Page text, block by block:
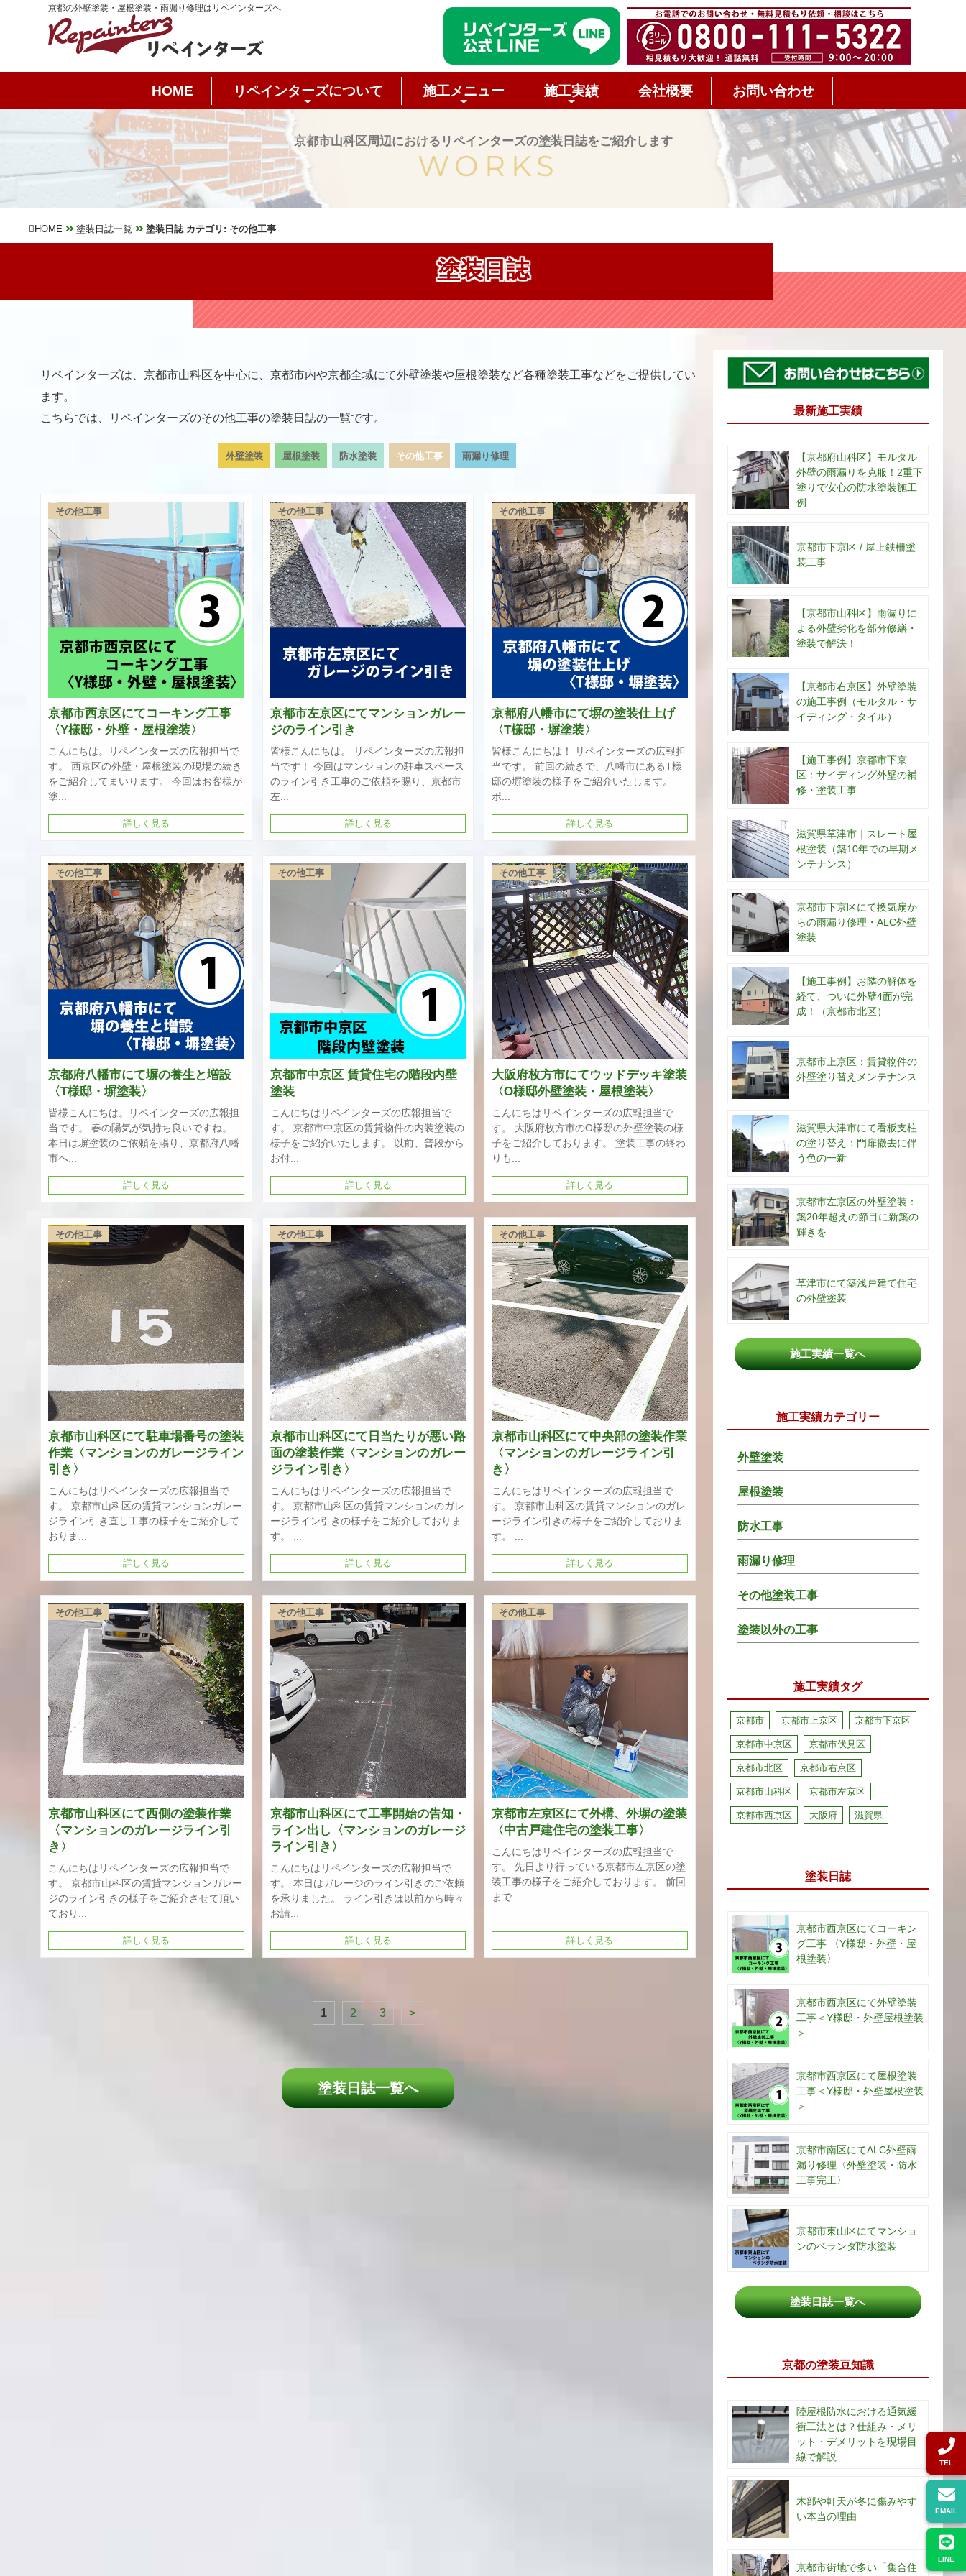
京都の外壁塗装・屋根塗装・雨漏り修理はリペインターズへ
HOME リペインターズについて 施工メニュー 施工実績 会社概要 お問い合わせ
京都市山科区周辺におけるリペインターズの塗装日誌をご紹介します
WORKS
HOME 塗装日誌一覧 塗装日誌 カテゴリ: その他工事
塗装日誌
リペインターズは、京都市山科区を中心に、京都市内や京都全域にて外壁塗装や屋根塗装など各種塗装工事などをご提供してい
ます。
こちらでは、リペインターズのその他工事の塗装日誌の一覧です。
外壁塗装 屋根塗装 防水塗装 その他工事 雨漏り修理
その他工事
京都市西京区にてコーキング工事
〈Y様邸・外壁・屋根塗装〉
こんにちは。リペインターズの広報担当で
す。 西京区の外壁・屋根塗装の現場の続き
をご紹介してまいります。 今回はお客様が
塗...
詳しく見る
その他工事
京都市左京区にてマンションガレー
ジのライン引き
皆様こんにちは。 リペインターズの広報担
当です！ 今回はマンションの駐車スペース
のライン引き工事のご依頼を賜り、京都市
左...
詳しく見る
その他工事
京都府八幡市にて塀の塗装仕上げ
〈T様邸・塀塗装〉
皆様こんにちは！ リペインターズの広報担
当です。 前回の続きで、八幡市にあるT様
邸の塀塗装の様子をご紹介いたします。
ポ...
詳しく見る
その他工事
京都府八幡市にて塀の養生と増設
〈T様邸・塀塗装〉
皆様こんにちは。リペインターズの広報担
当です。 春の陽気が気持ち良いですね。
本日は塀塗装のご依頼を賜り、京都府八幡
市へ...
詳しく見る
その他工事
京都市中京区 賃貸住宅の階段内壁
塗装
こんにちはリペインターズの広報担当で
す。 京都市中京区の賃貸物件の内装塗装の
様子をご紹介いたします。 以前、普段から
お付...
詳しく見る
その他工事
大阪府枚方市にてウッドデッキ塗装
〈O様邸外壁塗装・屋根塗装〉
こんにちはリペインターズの広報担当で
す。 大阪府枚方市のO様邸の外壁塗装の様
子をご紹介しております。 塗装工事の終わ
りも...
詳しく見る
その他工事
京都市山科区にて駐車場番号の塗装
作業〈マンションのガレージライン
引き〉
こんにちはリペインターズの広報担当で
す。 京都市山科区の賃貸マンションガレー
ジライン引き直し工事の様子をご紹介して
おりま...
詳しく見る
その他工事
京都市山科区にて日当たりが悪い路
面の塗装作業〈マンションのガレー
ジライン引き〉
こんにちはリペインターズの広報担当で
す。 京都市山科区の賃貸マンションのガレ
ージライン引きの様子をご紹介しておりま
す。 ...
詳しく見る
その他工事
京都市山科区にて中央部の塗装作業
〈マンションのガレージライン引
き〉
こんにちはリペインターズの広報担当で
す。 京都市山科区の賃貸マンションのガレ
ージライン引きの様子をご紹介しておりま
す。 ...
詳しく見る
その他工事
京都市山科区にて西側の塗装作業
〈マンションのガレージライン引
き〉
こんにちはリペインターズの広報担当で
す。 京都市山科区の賃貸マンションガレー
ジのライン引きの様子をご紹介させて頂い
ており...
詳しく見る
その他工事
京都市山科区にて工事開始の告知・
ライン出し〈マンションのガレージ
ライン引き〉
こんにちはリペインターズの広報担当で
す。 本日はガレージのライン引きのご依頼
を承りました。 ライン引きは以前から時々
お請...
詳しく見る
その他工事
京都市左京区にて外構、外塀の塗装
〈中古戸建住宅の塗装工事〉
こんにちはリペインターズの広報担当で
す。 先日より行っている京都市左京区の塗
装工事の様子をご紹介しております。 前回
まで...
詳しく見る
1 2 3 >
塗装日誌一覧へ
最新施工実績
【京都府山科区】モルタル
外壁の雨漏りを克服！2重下
塗りで安心の防水塗装施工
例
京都市下京区 / 屋上鉄柵塗
装工事
【京都市山科区】雨漏りに
よる外壁劣化を部分修繕・
塗装で解決！
【京都市右京区】外壁塗装
の施工事例（モルタル・サ
イディング・タイル）
【施工事例】京都市下京
区：サイディング外壁の補
修・塗装工事
滋賀県草津市｜スレート屋
根塗装（築10年での早期メ
ンテナンス）
京都市下京区にて換気扇か
らの雨漏り修理・ALC外壁
塗装
【施工事例】お隣の解体を
経て、ついに外壁4面が完
成！（京都市北区）
京都市上京区：賃貸物件の
外壁塗り替えメンテナンス
滋賀県大津市にて看板支柱
の塗り替え：門扉撤去に伴
う色の一新
京都市左京区の外壁塗装：
築20年超えの節目に新築の
輝きを
草津市にて築浅戸建て住宅
の外壁塗装
施工実績一覧へ
施工実績カテゴリー
外壁塗装
屋根塗装
防水工事
雨漏り修理
その他塗装工事
塗装以外の工事
施工実績タグ
京都市 京都市上京区 京都市下京区
京都市中京区 京都市伏見区
京都市北区 京都市右京区
京都市山科区 京都市左京区
京都市西京区 大阪府 滋賀県
塗装日誌
京都市西京区にてコーキン
グ工事 〈Y様邸・外壁・屋
根塗装〉
京都市西京区にて外壁塗装
工事＜Y様邸・外壁屋根塗装
＞
京都市西京区にて屋根塗装
工事＜Y様邸・外壁屋根塗装
＞
京都市南区にてALC外壁雨
漏り修理〈外壁塗装・防水
工事完工〉
京都市東山区にてマンショ
ンのベランダ防水塗装
塗装日誌一覧へ
京都の塗装豆知識
陸屋根防水における通気緩
衝工法とは？仕組み・メリ
ット・デメリットを現場目
線で解説
木部や軒天が冬に傷みやす
い本当の理由
京都市街地で多い「集合住
TEL
EMAIL
LINE